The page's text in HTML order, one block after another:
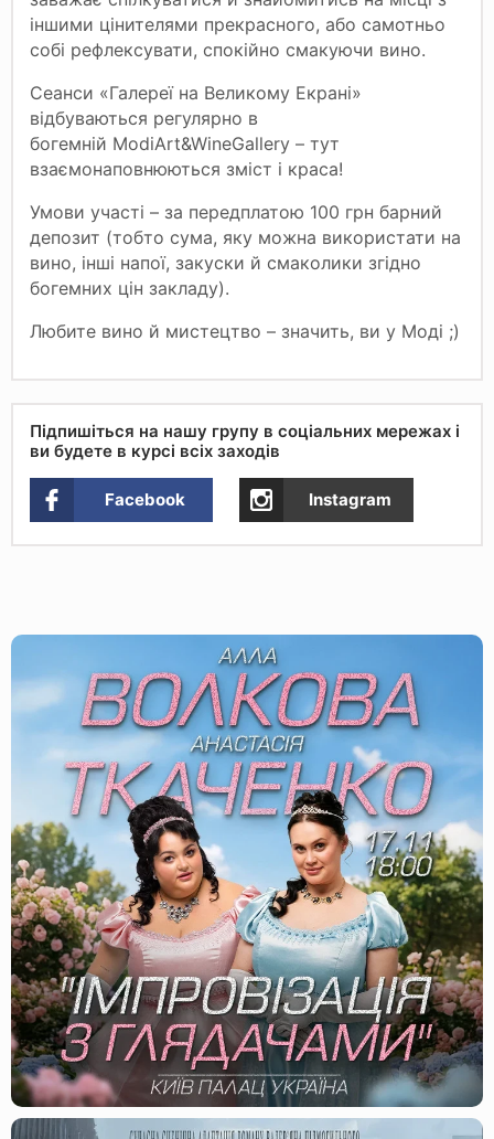
іншими цінителями прекрасного, або самотньо
собі рефлексувати, спокійно смакуючи вино.
Сеанси «Галереї на Великому Екрані»
відбуваються регулярно в
богемній ModiArt&WineGallery – тут
взаємонаповнюються зміст і краса!
Умови участі – за передплатою 100 грн барний
депозит (тобто сума, яку можна використати на
вино, інші напої, закуски й смаколики згідно
богемних цін закладу).
Любите вино й мистецтво – значить, ви у Моді ;)
Підпишіться на нашу групу в соціальних мережах і
ви будете в курсі всіх заходів
Facebook Instagram